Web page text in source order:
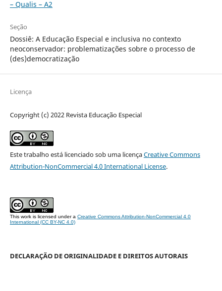
– Qualis – A2
Seção
Dossiê: A Educação Especial e inclusiva no contexto
neoconservador: problematizações sobre o processo de
(des)democratização
Licença
Copyright (c) 2022 Revista Educação Especial
Este trabalho está licenciado sob uma licençaCreative Commons
Attribution-NonCommercial 4.0 International License.
This work is licensed under a Creative Commons Attribution-NonCommercial 4.0
International (CC BY-NC 4.0)
DECLARAÇÃO DE ORIGINALIDADE E DIREITOS AUTORAIS